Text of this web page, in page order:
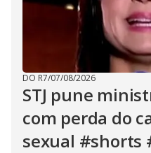
DO R7/07/08/2026
STJ pune
com perda do
sexual #shorts